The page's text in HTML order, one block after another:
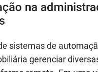
na
sistemas de
gerenciar